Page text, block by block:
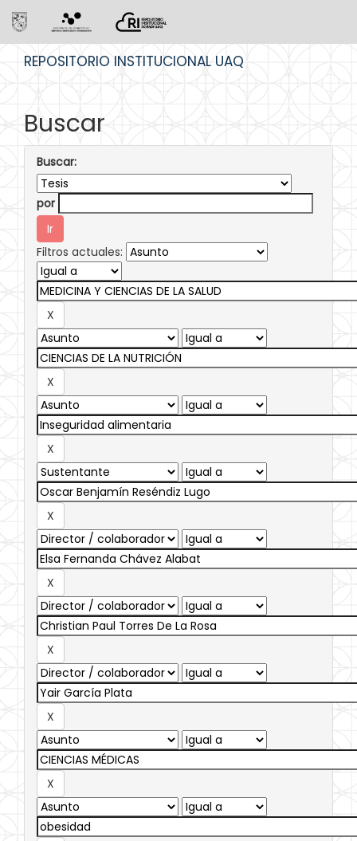
REPOSITORIO INSTITUCIONAL UAQ
Buscar
Buscar:
por
Filtros actuales: